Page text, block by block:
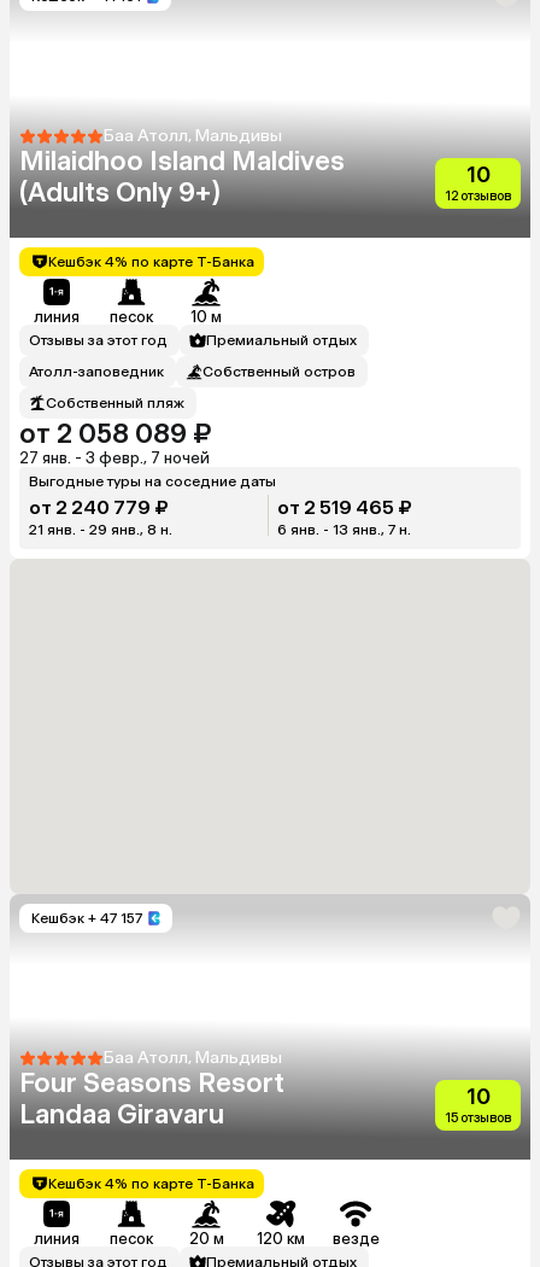
Баа Атолл, Мальдивы
Milaidhoo Island Maldives
(Adults Only 9+)
10
12 отзывов
Кешбэк 4% по карте Т-Банка
линия песок 10 м
Отзывы за этот год
Премиальный отдых
Атолл-заповедник
Собственный остров
Собственный пляж
от 2 058 089 ₽
27 янв. - 3 февр., 7 ночей
Выгодные туры на соседние даты
от 2 240 779 ₽
21 янв. - 29 янв., 8 н.
от 2 519 465 ₽
6 янв. - 13 янв., 7 н.
Кешбэк + 47 157
Баа Атолл, Мальдивы
Four Seasons Resort
Landaa Giravaru
10
15 отзывов
Кешбэк 4% по карте Т-Банка
линия песок 20 м 120 км везде
Отзывы за этот год Премиальный отдых